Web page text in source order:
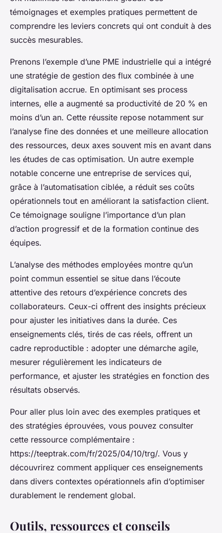
témoignages et exemples pratiques permettent de
comprendre les leviers concrets qui ont conduit à des
succès mesurables.
Prenons l’exemple d’une PME industrielle qui a intégré
une stratégie de gestion des flux combinée à une
digitalisation accrue. En optimisant ses process
internes, elle a augmenté sa productivité de 20 % en
moins d’un an. Cette réussite repose notamment sur
l’analyse fine des données et une meilleure allocation
des ressources, deux axes souvent mis en avant dans
les études de cas optimisation. Un autre exemple
notable concerne une entreprise de services qui,
grâce à l’automatisation ciblée, a réduit ses coûts
opérationnels tout en améliorant la satisfaction client.
Ce témoignage souligne l’importance d’un plan
d’action progressif et de la formation continue des
équipes.
L’analyse des méthodes employées montre qu’un
point commun essentiel se situe dans l’écoute
attentive des retours d’expérience concrets des
collaborateurs. Ceux-ci offrent des insights précieux
pour ajuster les initiatives dans la durée. Ces
enseignements clés, tirés de cas réels, offrent un
cadre reproductible : adopter une démarche agile,
mesurer régulièrement les indicateurs de
performance, et ajuster les stratégies en fonction des
résultats observés.
Pour aller plus loin avec des exemples pratiques et
des stratégies éprouvées, vous pouvez consulter
cette ressource complémentaire :
https://teeptrak.com/fr/2025/04/10/trg/. Vous y
découvrirez comment appliquer ces enseignements
dans divers contextes opérationnels afin d’optimiser
durablement le rendement global.
Outils, ressources et conseils